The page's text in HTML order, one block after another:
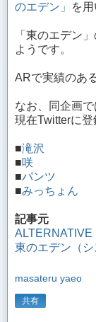
のエデン」
を
「東のエデン
ようです。
ARで実績のあ
なお、同企画
現在Twitterに登
■滝沢
■咲
■パンツ
■みっちょん
記事元
ALTERNATIVE
東のエデン（シ
masateru yaeo
共有